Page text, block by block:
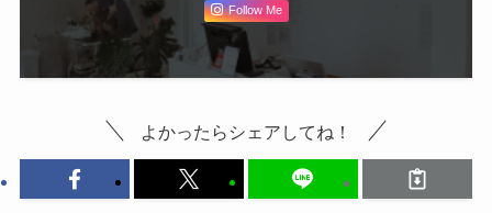
Follow Me
よかったらシェアしてね！